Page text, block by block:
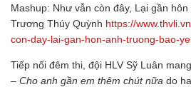
Mashup: Như vẫn còn đây, Lại gần hôn
Trương Thúy Quỳnh https://
con-day-lai-gan-hon-anh-truong-bao-
Tiếp nối đêm thi, đội HLV Sỹ Luân
– Cho anh gần em thêm chút nữa do